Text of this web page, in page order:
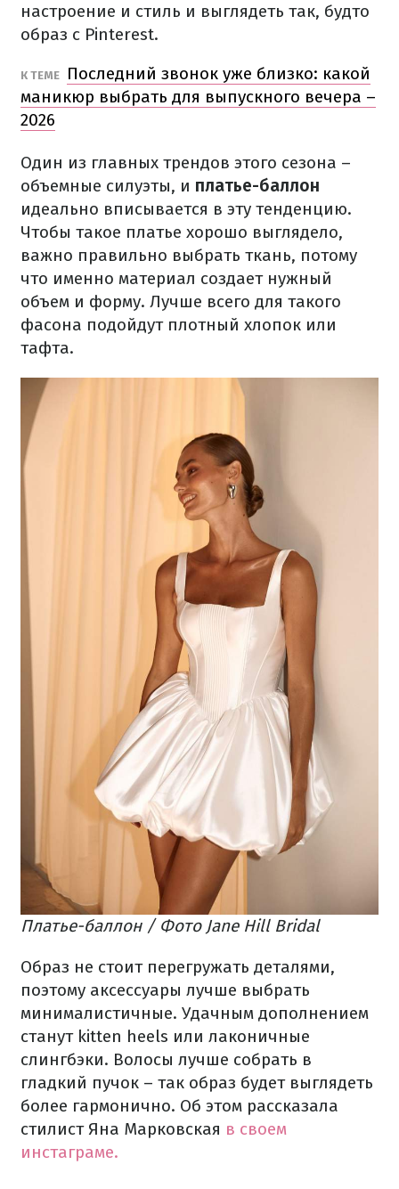
настроение и стиль и выглядеть так, будто
образ с Pinterest.
К ТЕМЕ
Последний звонок уже близко: какой
маникюр выбрать для выпускного вечера –
2026
Один из главных трендов этого сезона –
объемные силуэты, и платье-баллон
идеально вписывается в эту тенденцию.
Чтобы такое платье хорошо выглядело,
важно правильно выбрать ткань, потому
что именно материал создает нужный
объем и форму. Лучше всего для такого
фасона подойдут плотный хлопок или
тафта.
Платье-баллон / Фото Jane Hill Bridal
Образ не стоит перегружать деталями,
поэтому аксессуары лучше выбрать
минималистичные. Удачным дополнением
станут kitten heels или лаконичные
слингбэки. Волосы лучше собрать в
гладкий пучок – так образ будет выглядеть
более гармонично. Об этом рассказала
стилист Яна Марковская в своем
инстаграме.